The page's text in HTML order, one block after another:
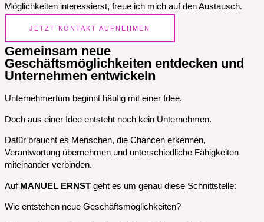
Möglichkeiten interessierst, freue ich mich auf den Austausch.
JETZT KONTAKT AUFNEHMEN
Gemeinsam neue
Geschäftsmöglichkeiten entdecken und
Unternehmen entwickeln
Unternehmertum beginnt häufig mit einer Idee.
Doch aus einer Idee entsteht noch kein Unternehmen.
Dafür braucht es Menschen, die Chancen erkennen,
Verantwortung übernehmen und unterschiedliche Fähigkeiten
miteinander verbinden.
Auf MANUEL ERNST geht es um genau diese Schnittstelle:
Wie entstehen neue Geschäftsmöglichkeiten?